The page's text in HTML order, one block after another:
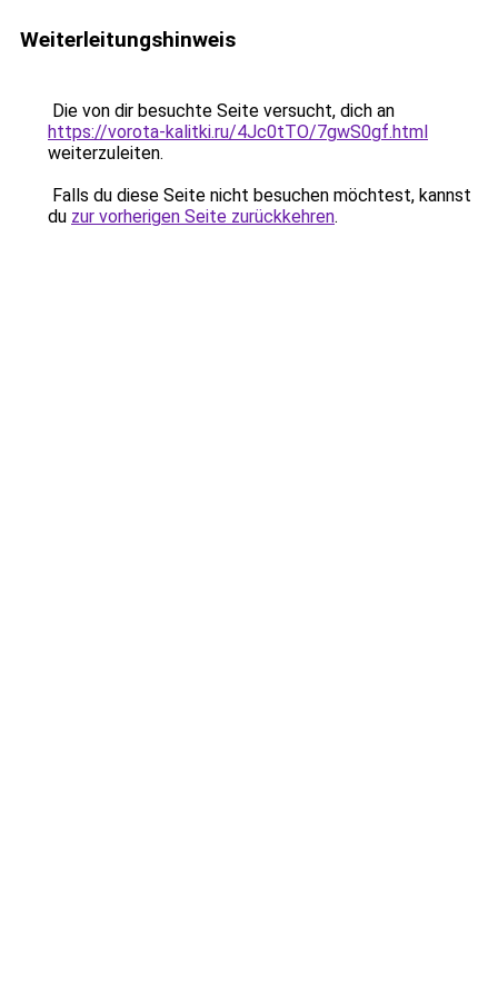
Weiterleitungshinweis
Die von dir besuchte Seite versucht, dich an
https://vorota-kalitki.ru/4Jc0tTO/7gwS0gf.html
weiterzuleiten.
Falls du diese Seite nicht besuchen möchtest, kannst
du zur vorherigen Seite zurückkehren.